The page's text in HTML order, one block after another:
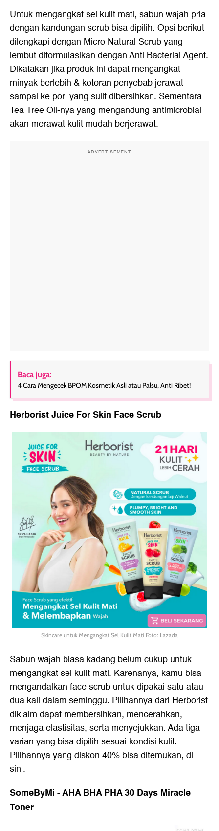
Untuk mengangkat sel kulit mati, sabun wajah pria
dengan kandungan scrub bisa dipilih. Opsi berikut
dilengkapi dengan Micro Natural Scrub yang
lembut diformulasikan dengan Anti Bacterial Agent.
Dikatakan jika produk ini dapat mengangkat
minyak berlebih & kotoran penyebab jerawat
sampai ke pori yang sulit dibersihkan. Sementara
Tea Tree Oil-nya yang mengandung antimicrobial
akan merawat kulit mudah berjerawat.
ADVERTISEMENT
Baca juga:
4 Cara Mengecek BPOM Kosmetik Asli atau Palsu, Anti Ribet!
Herborist Juice For Skin Face Scrub
Skincare untuk Mengangkat Sel Kulit Mati Foto: Lazada
Sabun wajah biasa kadang belum cukup untuk
mengangkat sel kulit mati. Karenanya, kamu bisa
mengandalkan face scrub untuk dipakai satu atau
dua kali dalam seminggu. Pilihannya dari Herborist
diklaim dapat membersihkan, mencerahkan,
menjaga elastisitas, serta menyejukkan. Ada tiga
varian yang bisa dipilih sesuai kondisi kulit.
Pilihannya yang diskon 40% bisa ditemukan, di
sini.
SomeByMi - AHA BHA PHA 30 Days Miracle
Toner